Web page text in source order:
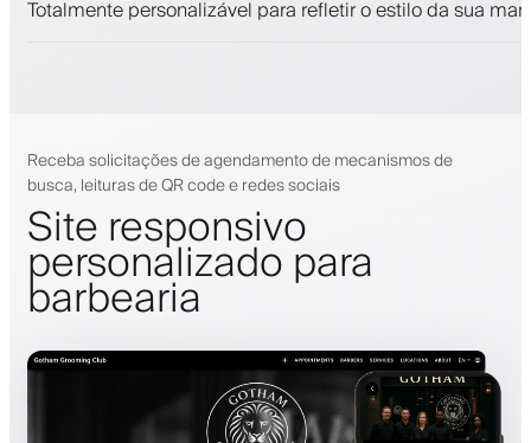
Totalmente personalizável para refletir o estilo da sua
Receba solicitações de agendamento de mecanismos de
busca, leituras de QR code e redes sociais
Site responsivo
personalizado para
barbearia